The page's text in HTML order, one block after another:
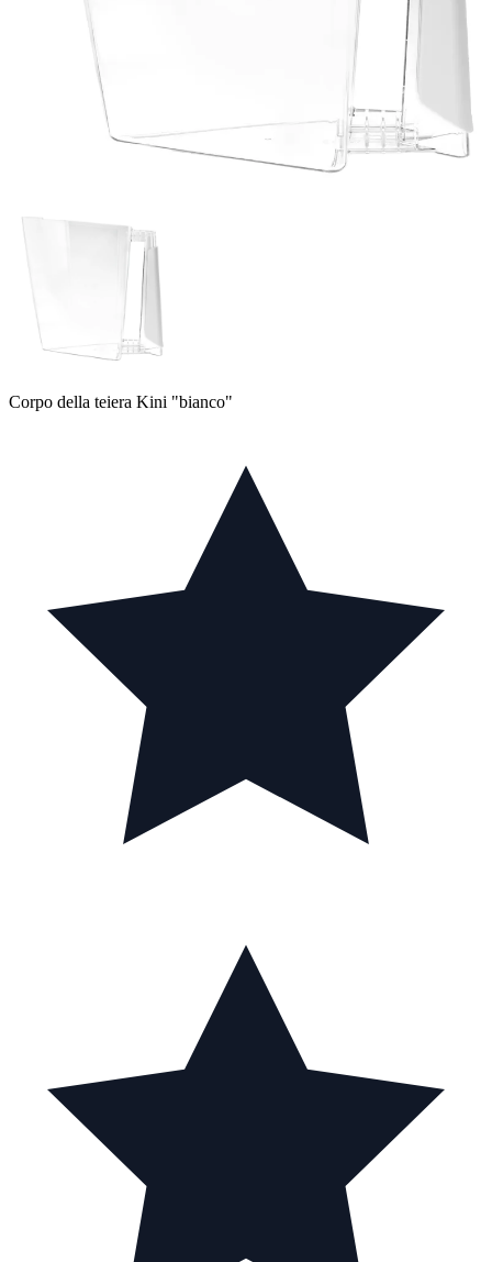
Corpo della teiera Kini "bianco"